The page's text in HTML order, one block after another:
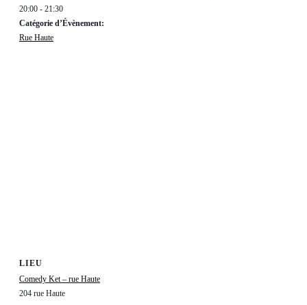
20:00 - 21:30
Catégorie d’Évènement:
Rue Haute
LIEU
Comedy Ket – rue Haute
204 rue Haute